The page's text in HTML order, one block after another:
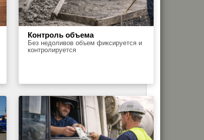
Контроль объема
Без недоливов объем фиксируется и
контролируется